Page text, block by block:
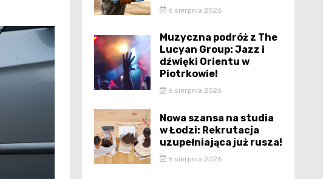
6 sierpnia 2026
Muzyczna podróż z The
Lucyan Group: Jazz i
dźwięki Orientu w
Piotrkowie!
6 sierpnia 2026
Nowa szansa na studia
w Łodzi: Rekrutacja
uzupełniająca już rusza!
6 sierpnia 2026